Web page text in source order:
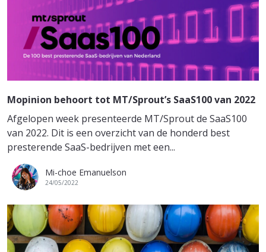
Mopinion behoort tot MT/Sprout’s SaaS100 van 2022
Afgelopen week presenteerde MT/Sprout de SaaS100
van 2022. Dit is een overzicht van de honderd best
presterende SaaS-bedrijven met een...
Mi-choe Emanuelson
24/05/2022